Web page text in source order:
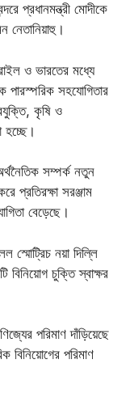
প্রধানমন্ত্রী মোদীকে
নেতানিয়াহু।
ও ভারতের মধ্যে
পারস্পরিক সহযোগিতার
কৃষি ও
হচ্ছে।
সম্পর্ক নতুন
প্রতিরক্ষা সরঞ্জাম
বেড়েছে।
স্মোট্রিচ নয়া দিল্লি
চুক্তি স্বাক্ষর
পরিমাণ দাঁড়িয়েছে
পরিমাণ